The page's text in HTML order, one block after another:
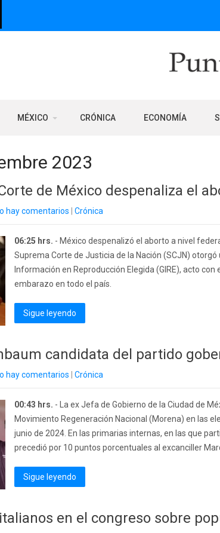
MÉXICO CRÓNICA ECONOMÍA
2023
de México despenaliza el
hay comentarios Crónica
06:25 hrs. - México despenalizó el aborto a nivel
Suprema Corte de Justicia de la Nación (SCJN)
Información en Reproducción Elegida (GIRE), acto
embarazo en todo el país.
Sigue leyendo
candidata del partido
hay comentarios Crónica
00:43 hrs. - La ex Jefa de Gobierno de la Ciudad de
Movimiento Regeneración Nacional (Morena) en las
junio de 2024. En las primarias internas, en las que
precedió por 10 puntos porcentuales al excanciller
Sigue leyendo
en el congreso sobre